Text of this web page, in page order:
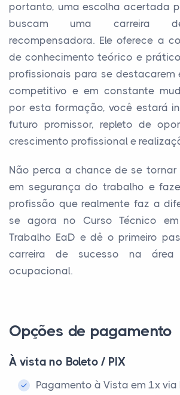
portanto, uma escolha acertada
buscam uma carreira
recompensadora. Ele oferece a
de conhecimento teórico e
profissionais para se destacarem
competitivo e em constante
por esta formação, você estará
futuro promissor, repleto de
crescimento profissional e
Não perca a chance de se
em segurança do trabalho e
profissão que realmente faz a
se agora no Curso Técnico
Trabalho EaD e dê o primeiro
carreira de sucesso na área
ocupacional.
Opções de pagamento
À vista no Boleto / PIX
Pagamento à Vista em 1x via